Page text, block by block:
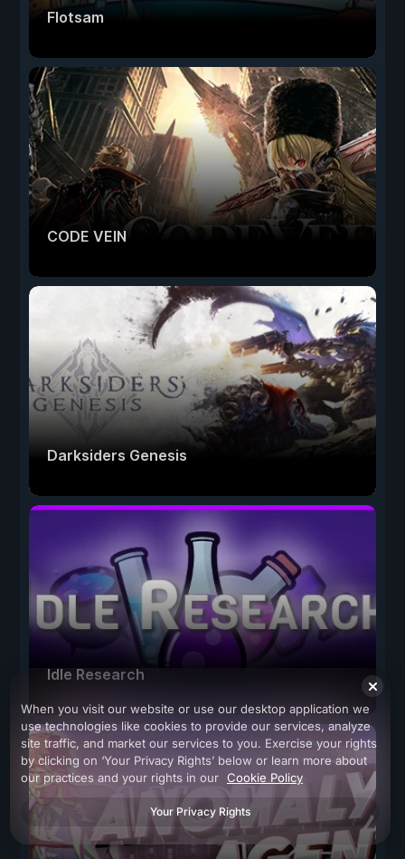
Flotsam
CODE VEIN
Darksiders Genesis
Idle Research
When you visit our website or use our desktop application we
use technologies like cookies to provide our services, analyze
site traffic, and market our services to you. Exercise your rights
by clicking on ‘Your Privacy Rights’ below or learn more about
our practices and your rights in our Cookie Policy
Your Privacy Rights